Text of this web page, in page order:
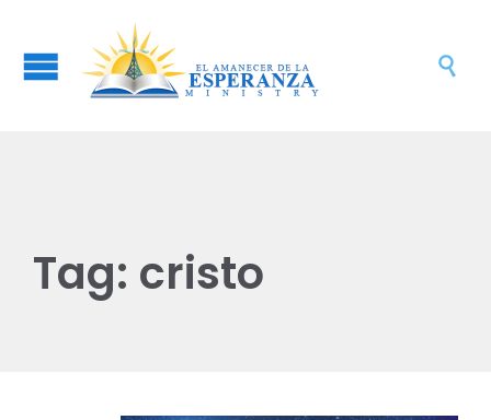

Tag: cristo